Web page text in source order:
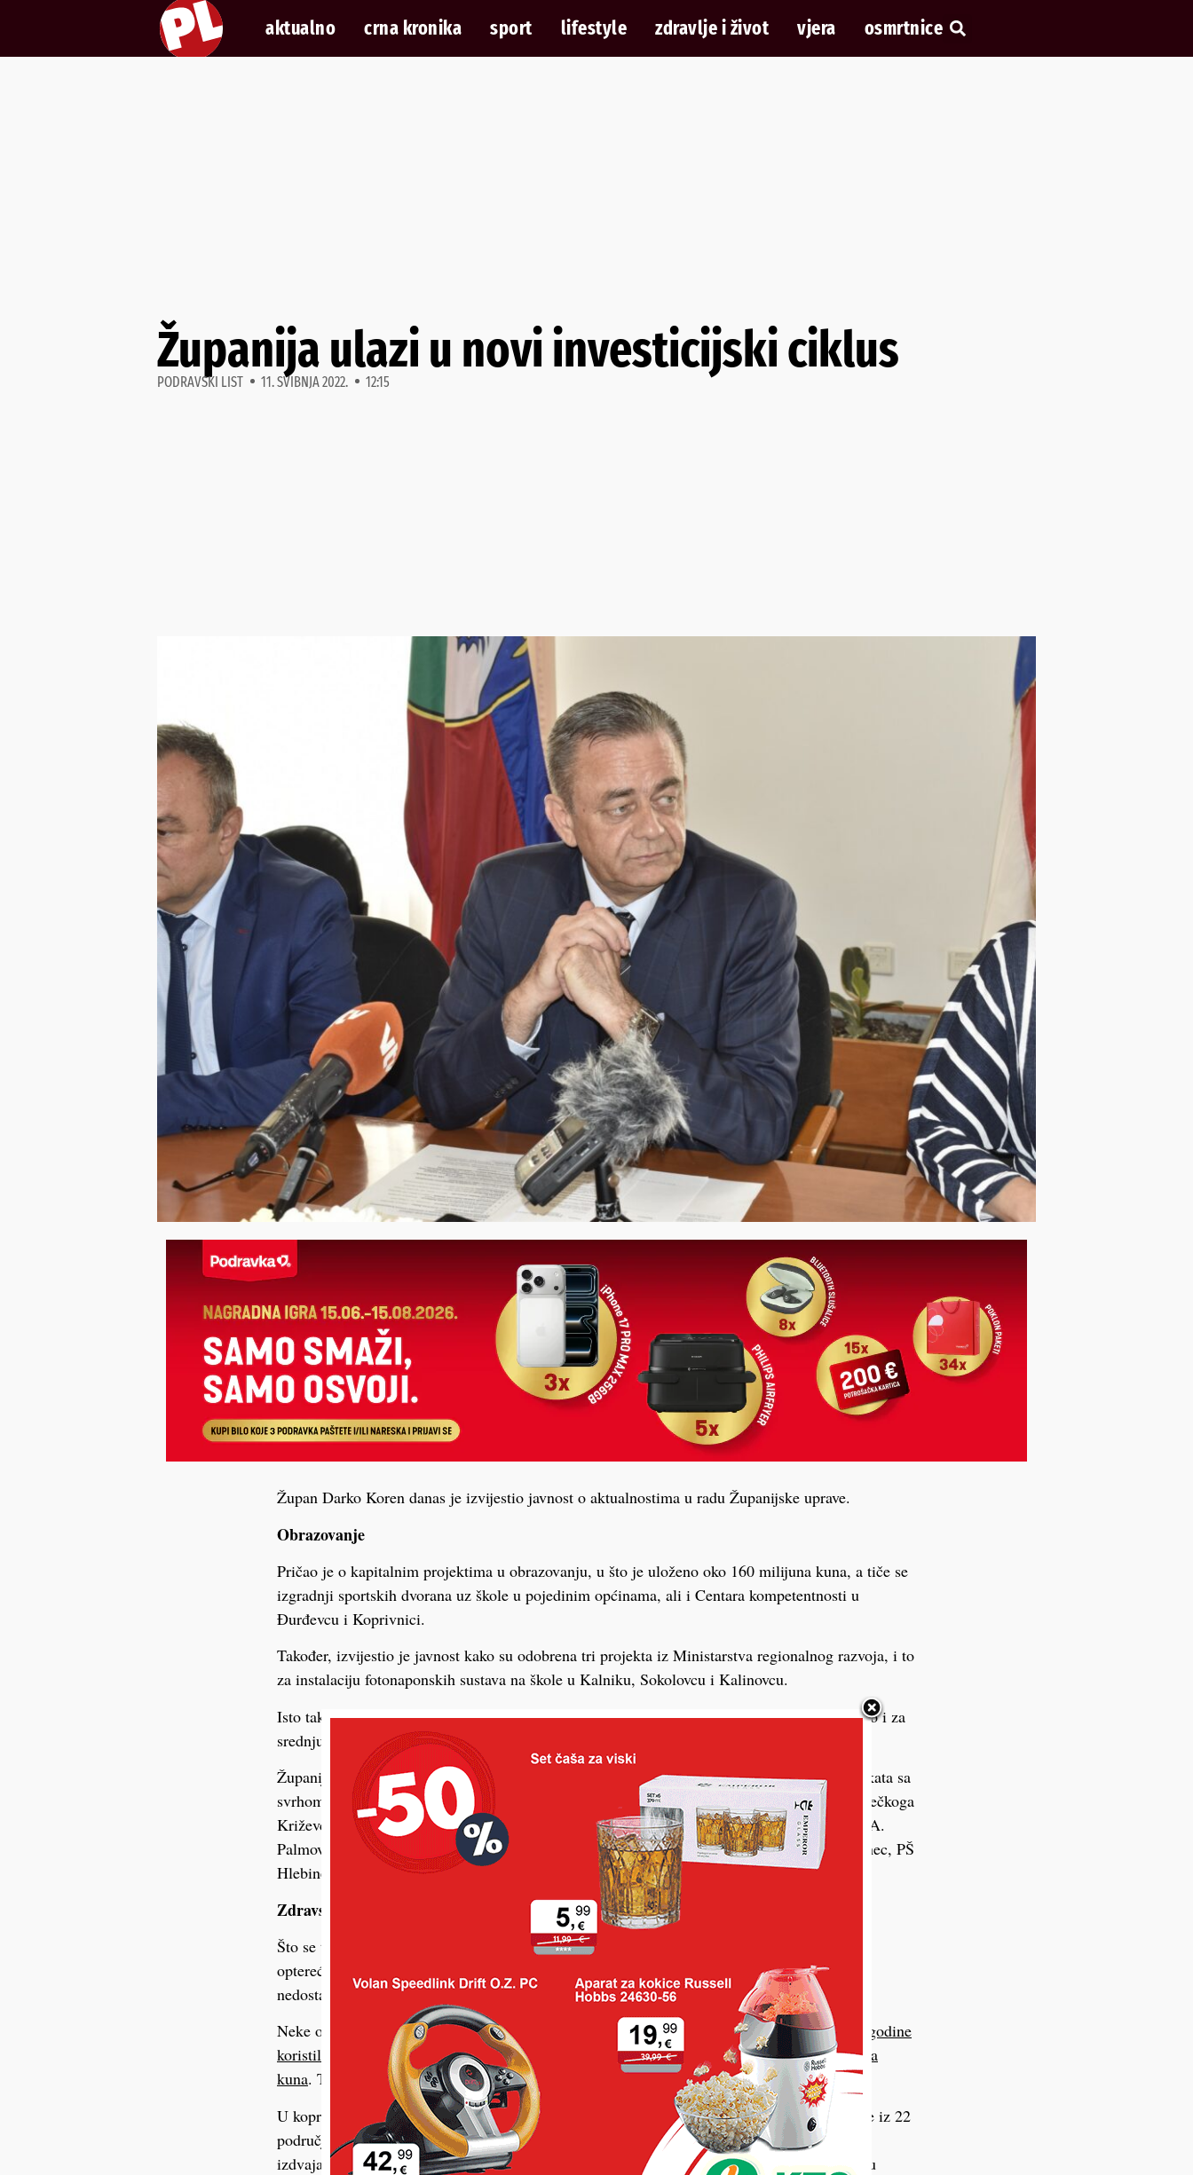
aktualno crna kronika sport lifestyle zdravlje i život vjera osmrtnice
Županija ulazi u novi investicijski ciklus
PODRAVSKI LIST 11. SVIBNJA 2022. 12:15
Župan Darko Koren danas je izvijestio javnost o aktualnostima u radu Županijske uprave.
Obrazovanje
Pričao je o kapitalnim projektima u obrazovanju, u što je uloženo oko 160 milijuna kuna, a tiče se
izgradnji sportskih dvorana uz škole u pojedinim općinama, ali i Centara kompetentnosti u
Đurđevcu i Koprivnici.
Također, izvijestio je javnost kako su odobrena tri projekta iz Ministarstva regionalnog razvoja, i to
za instalaciju fotonaponskih sustava na škole u Kalniku, Sokolovcu i Kalinovcu.
Isto tako, u pripremi je projektno-tehnička dokumentacija za Učenički dom u Koprivnici, kao i za
srednju školu.
Županija u idućem razdoblju ulazi u novi investicijski ciklus, a pripremljeno je čak 10 projekata sa
svrhom uvođenja jednosmjenske nastave, i to u sljedećim školama: Gimnazija I. Z. Dijankovečkoga
Križevci, OŠ Ferdinadovac, OŠ F. Koncelaka Drnje, Gimnazija I. Kranjčeva Đurđevac, OŠ A.
Palmovića Rasinja, PŠ Podravske Sesvete, OŠ G. Viteza Sveti Ivan Žabno, Koprivnički Ivanec, PŠ
Hlebine i PŠ Fodrovec.
Zdravstvo
Što se tiče situacije u zdravstvu, iz Županije ističu kako su svjesni činjenice kako je sektor
opterećen i financijski i kadrovski, no kako svojim mjerama pokušavaju utjecati na problem
nedostatka liječnika i medicinskih sestara.
Neke od spomenutih mjera susubvencije kamata stambenih kredita liječnika, koje je prošle godine
koristilo ukupno njih 37
. Iz Županije ističu kako su u tu svrhu povećali sredstva na225 tisuća
kuna. Također, upravo je studij medicine najzastupljeniji kada su u pitanju stipendije.
U koprivničkoj Općoj bolnici trenutno su na stručnom usavršavanju čak 54 doktora medicine iz 22
područja specijalizacije, dok županijski Dom zdravlja broji devet specijalizanata. Posebno se
izdvaja činjenica kako u koprivnikoj bolnici radi čak 14 liječnika više nego u istom razdoblju